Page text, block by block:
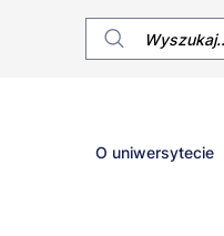
O uniwersytecie